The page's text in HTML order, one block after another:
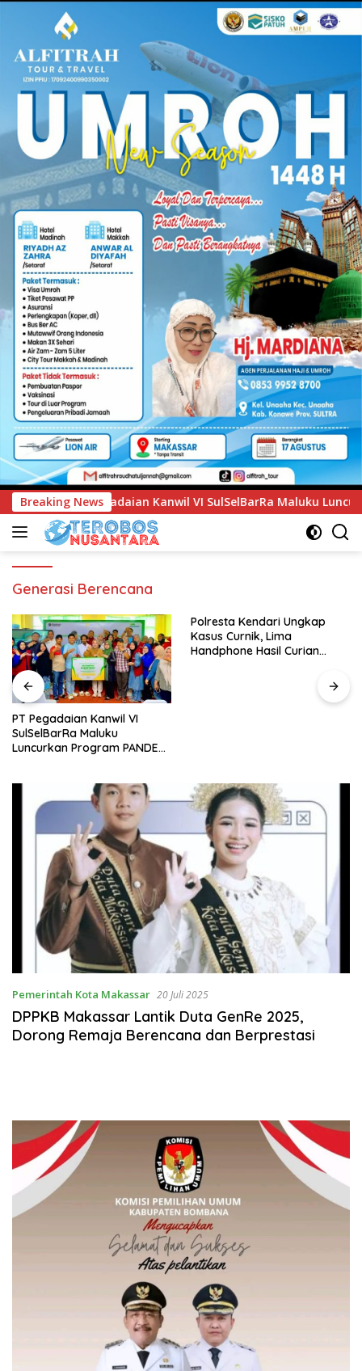
Breaking News
Kanwil VI SulSelBarRa Maluku Luncurkan Program
Generasi Berencana
PT Pegadaian Kanwil VI
SulSelBarRa Maluku
Luncurkan Program PANDE
Polresta Kendari Ungkap
Kasus Curnik, Lima
Handphone Hasil Curian
Pemerintah Kota Makassar 20 Juli 2025
DPPKB Makassar Lantik Duta GenRe 2025,
Dorong Remaja Berencana dan Berprestasi